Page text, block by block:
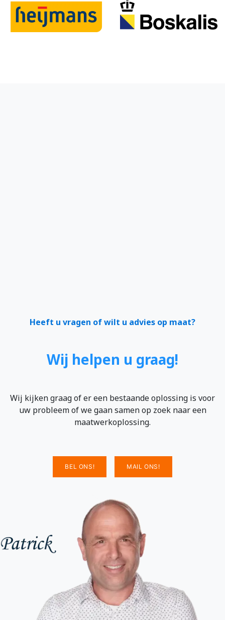
Heeft u vragen of wilt u advies op maat?
Wij helpen u graag!
Wij kijken graag of er een bestaande oplossing is voor
uw probleem of we gaan samen op zoek naar een
maatwerkoplossing.
BEL ONS! MAIL ONS!